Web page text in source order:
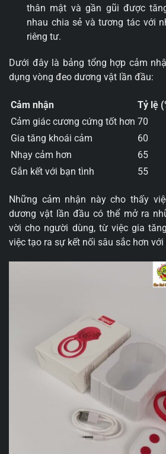
thân mật và gần gũi được
nhau chia sẻ và tương tác với
riêng tư.
Dưới đây là bảng tổng hợp cảm
dụng vòng đeo dương vật lần đầu:
Cảm nhận
Tỷ lệ
Cảm giác cương cứng tốt hơn 70
Gia tăng khoái cảm
60
Nhạy cảm hơn
65
Gắn kết với bạn tình
55
Những cảm nhận này cho thấy
dương vật lần đầu có thể mở ra
vời cho người dùng, từ việc gia
việc tạo ra sự kết nối sâu sắc hơn